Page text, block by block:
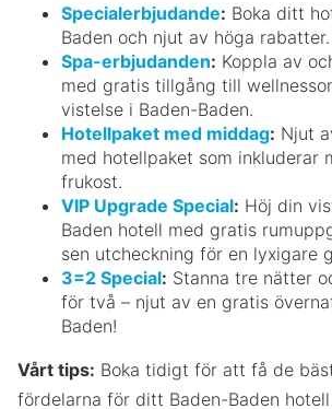
Specialerbjudande: Boka ditt
Baden och njut av höga rabatter.
Spa-erbjudanden: Koppla av
med gratis tillgång till
vistelse i Baden-Baden.
Hotellpaket med middag: Njut
med hotellpaket som inkluderar
frukost.
VIP Upgrade Special: Höj din
Baden hotell med gratis
sen utcheckning för en lyxigare
3=2 Special: Stanna tre nätter
för två – njut av en gratis
Baden!
Vårt tips: Boka tidigt för att få de
fördelarna för ditt Baden-Baden